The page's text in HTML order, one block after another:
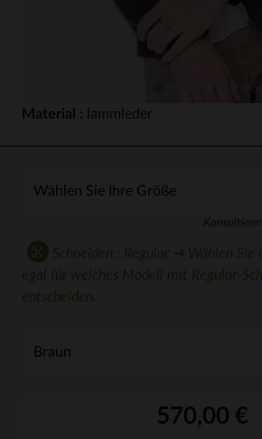
Material : lammleder
Schneiden : Regular ➔ Wählen Sie
egal für welches Modell mit Regular-
entscheiden.
570,00 €